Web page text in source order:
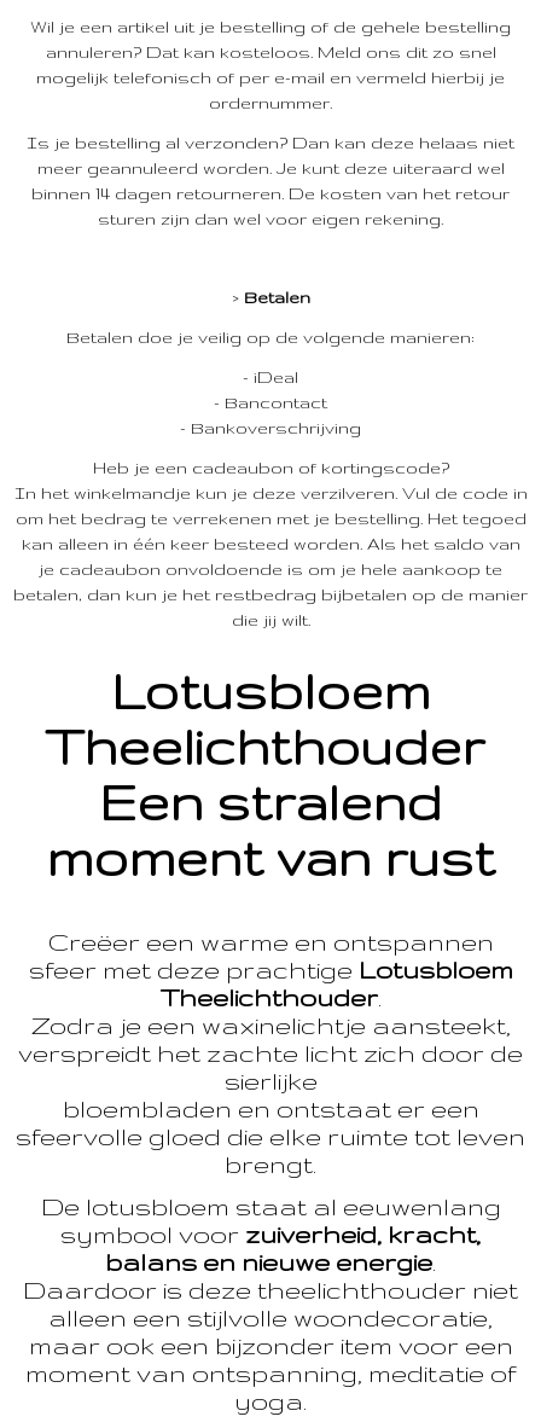
Wil je een artikel uit je bestelling of de gehele bestelling
annuleren? Dat kan kosteloos. Meld ons dit zo snel
mogelijk telefonisch of per e-mail en vermeld hierbij je
ordernummer.
Is je bestelling al verzonden? Dan kan deze helaas niet
meer geannuleerd worden. Je kunt deze uiteraard wel
binnen 14 dagen retourneren. De kosten van het retour
sturen zijn dan wel voor eigen rekening.
> Betalen
Betalen doe je veilig op de volgende manieren:
- iDeal
- Bancontact
- Bankoverschrijving
Heb je een cadeaubon of kortingscode?
In het winkelmandje kun je deze verzilveren. Vul de code in
om het bedrag te verrekenen met je bestelling. Het tegoed
kan alleen in één keer besteed worden. Als het saldo van
je cadeaubon onvoldoende is om je hele aankoop te
betalen, dan kun je het restbedrag bijbetalen op de manier
die jij wilt.
Lotusbloem
Theelichthouder
Een stralend
moment van rust
Creëer een warme en ontspannen
sfeer met deze prachtige Lotusbloem
Theelichthouder.
Zodra je een waxinelichtje aansteekt,
verspreidt het zachte licht zich door de
sierlijke
bloembladen en ontstaat er een
sfeervolle gloed die elke ruimte tot leven
brengt.
De lotusbloem staat al eeuwenlang
symbool voor zuiverheid, kracht,
balans en nieuwe energie
Daardoor is deze theelichthouder niet
alleen een stijlvolle woondecoratie,
maar ook een bijzonder item voor een
moment van ontspanning, meditatie of
yoga.